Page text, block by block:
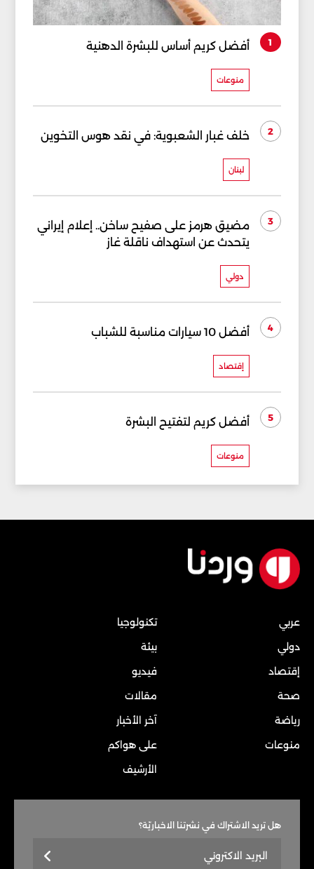
1 أفضل كريم أساس للبشرة الدهنية
منوعات
2 خلف غبار الشعبوية: في نقد هوس التخوين
لبنان
3
مضيق هرمز على صفيح ساخن.. إعلام إيراني
يتحدث عن استهداف ناقلة غاز
دولي
4 أفضل 10 سيارات مناسبة للشباب
إقتصاد
5 أفضل كريم لتفتيح البشرة
منوعات
عربي
دولي
إقتصاد
صحة
رياضة
منوعات
تكنولوجيا
بيئة
فيديو
مقالات
آخر الأخبار
على هواكم
الأرشيف
هل تريد الاشتراك في نشرتنا الاخباريّة؟